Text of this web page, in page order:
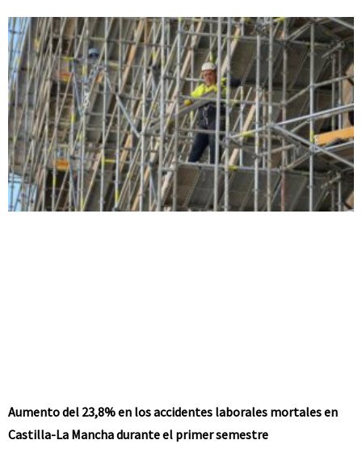
Aumento del 23,8% en los accidentes laborales mortales en
Castilla-La Mancha durante el primer semestre